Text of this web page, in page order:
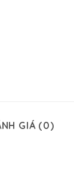
GIÁ (0)